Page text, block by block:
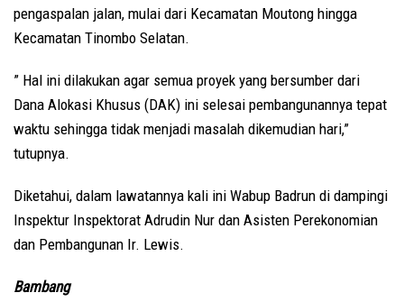
pengaspalan jalan, mulai dari Kecamatan Moutong hingga
Kecamatan Tinombo Selatan.
” Hal ini dilakukan agar semua proyek yang bersumber dari
Dana Alokasi Khusus (DAK) ini selesai pembangunannya tepat
waktu sehingga tidak menjadi masalah dikemudian hari,”
tutupnya.
Diketahui, dalam lawatannya kali ini Wabup Badrun di dampingi
Inspektur Inspektorat Adrudin Nur dan Asisten Perekonomian
dan Pembangunan Ir. Lewis.
Bambang